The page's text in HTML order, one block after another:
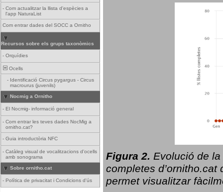
- Com actualitzar la llista d'espècies a
l'app NaturaList
Com entrar dades del SOCC a Ornitho
Recursos sobre els grups taxonòmics
- Orquídies
Ocells
- Identificació Circus pygargus - Circus
macrourus (juvenils)
Nocmig a Ornitho
- El Nocmig- informació general
- Com entrar les teves dades NocMig a
ornitho.cat?
- Guia introductòria NFC
- Catàleg visual de vocalitzacions d'ocells
amb sonograma
Sobre ornitho.cat
- Política de privacitat i Condicions d'ús
Figura 2. Evolució de la
completes d’ornitho.cat
permet visualitzar